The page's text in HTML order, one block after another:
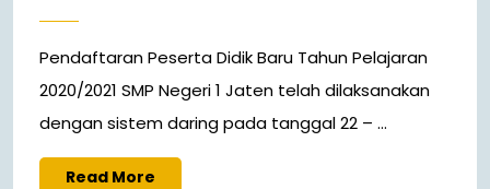
Pendaftaran Peserta Didik Baru Tahun Pelajaran
2020/2021 SMP Negeri 1 Jaten telah dilaksanakan
dengan sistem daring pada tanggal 22 – ...
Read More